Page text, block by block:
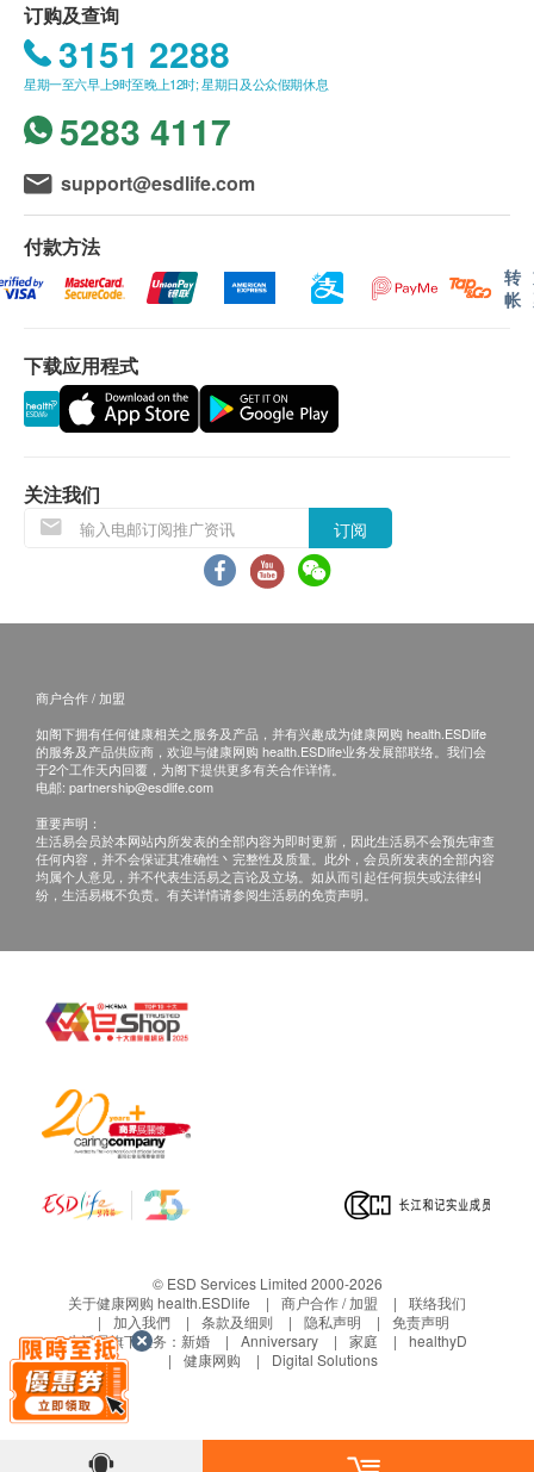
鱼油腥味。
奥米加3与6形成最佳黄金营养比例4:1，有利平衡
身体机能，减低患上炎症机会
服用方法：
适合任何年龄狗猫。根据体重，每两公斤服用一毫
升。每日一次。混合干湿粮位喂饲。开封后需冷
藏。
我们将于确定订单后3-5个工作天内安排发货。
不排除运送时间会因节日而有所影响。 当八号烈
风讯号悬挂或黑色暴雨警告生效时，送货服务时间
将会延迟。
所有订单须视乎相关货品的供应情况再作最后确
认。 倘若生活易未能提供任何订单上的货品，生
活易有权拒绝接受该订单，并且会于送货前透过电
话或电邮通知顾客再作安排。
保用条款 ：
应最少有9个月或以上。
退换条款 ：
有损毁情况，一经确认签收，恕不接受退换。
退换产品必须包装完整，如退换之产品有任何残缺
或过期退回，供应商有权不受理。
如有其他损坏或遗漏查询，顾客必须保留有效收据
查询热线： 5614 7426
订购及查询
3151 2288
星期一至六早上9时至晚上12时; 星期日及公众假期休息
5283 4117
support@esdlife.com
付款方法
转
帐
下载应用程式
关注我们
订阅
商户合作 / 加盟
如阁下拥有任何健康相关之服务及产品，并有兴趣成为健康网购 health.ESDlife
的服务及产品供应商，欢迎与健康网购 health.ESDlife业务发展部联络。我们会
于2个工作天内回覆，为阁下提供更多有关合作详情。
电邮: partnership@esdlife.com
重要声明：
生活易会员於本网站内所发表的全部内容为即时更新，因此生活易不会预先审查
任何内容，并不会保证其准确性丶完整性及质量。此外，会员所发表的全部内容
均属个人意见，并不代表生活易之言论及立场。如从而引起任何损失或法律纠
纷，生活易概不负责。有关详情请参阅生活易的免责声明。
© ESD Services Limited 2000-2026
关于健康网购 health.ESDlife
商户合作 / 加盟
联络我们
加入我們
条款及细则 隐私声明
免责声明
生活易旗下业务： 新婚 Anniversary 家庭
healthyD
健康网购
Digital Solutions